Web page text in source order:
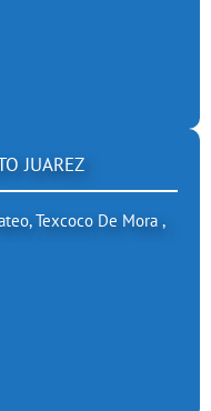
JUAREZ
Texcoco De Mora ,